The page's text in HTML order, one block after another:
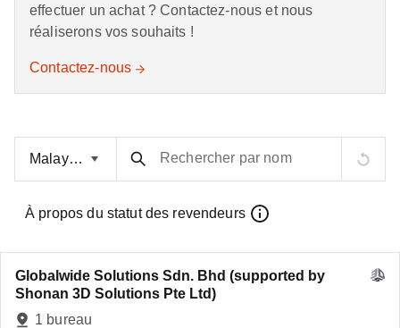
effectuer un achat ? Contactez-nous et nous
réaliserons vos souhaits !
Contactez-nous
Rechercher par nom
À propos du statut des revendeurs
Globalwide Solutions Sdn. Bhd (supported by
Shonan 3D Solutions Pte Ltd)
1 bureau